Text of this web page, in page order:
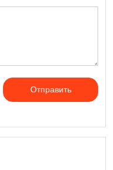
Отправить